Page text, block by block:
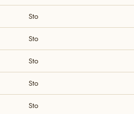
Sto
Sto
Sto
Sto
Sto